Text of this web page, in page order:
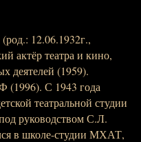
12.06.1932г.,
актёр театра и кино,
деятелей (1959).
(1996). С 1943 года
театральной студии
руководством С.Л.
в школе-студии МХАТ,